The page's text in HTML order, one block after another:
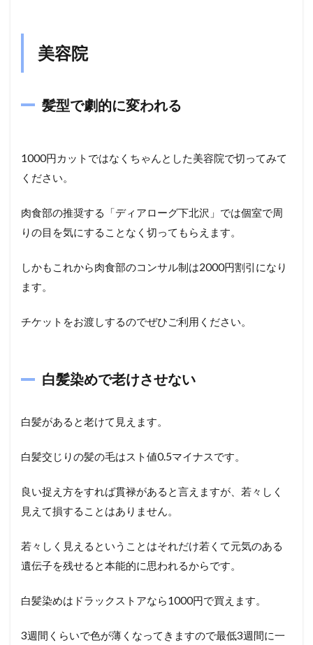
美容院
髪型で劇的に変われる
1000円カットではなくちゃんとした美容院で切ってみて
ください。
肉食部の推奨する「ディアローグ下北沢」では個室で周
りの目を気にすることなく切ってもらえます。
しかもこれから肉食部のコンサル制は2000円割引になり
ます。
チケットをお渡しするのでぜひご利用ください。
白髪染めで老けさせない
白髪があると老けて見えます。
白髪交じりの髪の毛はスト値0.5マイナスです。
良い捉え方をすれば貫禄があると言えますが、若々しく
見えて損することはありません。
若々しく見えるということはそれだけ若くて元気のある
遺伝子を残せると本能的に思われるからです。
白髪染めはドラックストアなら1000円で買えます。
3週間くらいで色が薄くなってきますので最低3週間に一